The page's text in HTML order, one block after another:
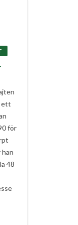
ett
för
48